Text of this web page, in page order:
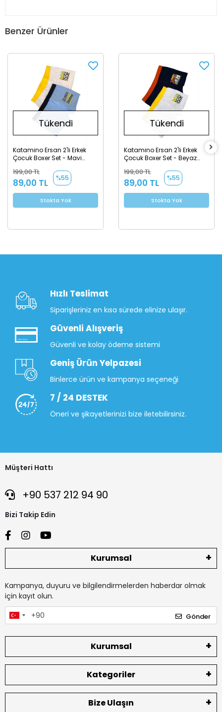
Benzer Ürünler
Tükendi
Katamino Ersan 2'li Erkek
Çocuk Boxer Set - Mavi
199,00 TL
89,00 TL %55
Stokta Yok
Tükendi
Katamino Ersan 2'li Erkek
Çocuk Boxer Set - Beyaz
199,00 TL
89,00 TL %55
Stokta Yok
Hızlı Teslimat
Siparişleriniz en kısa sürede elinize ulaşır.
Güvenli Alışveriş
Güvenli ve kolay ödeme sistemi
Geniş Ürün Yelpazesi
Binlerce ürün ve kampanya seçeneği
7 / 24 DESTEK
Öneri ve şikayetlerinizi bize iletebilirsiniz.
Müşteri Hattı
+90 537 212 94 90
Bizi Takip Edin
Kurumsal
Kampanya, duyuru ve bilgilendirmelerden haberdar olmak
için kayıt olun.
Gönder
Kurumsal
Kategoriler
Bize Ulaşın